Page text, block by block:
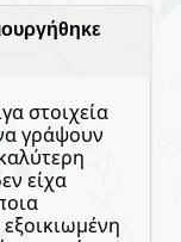
στοιχεία
γράψουν
είχα